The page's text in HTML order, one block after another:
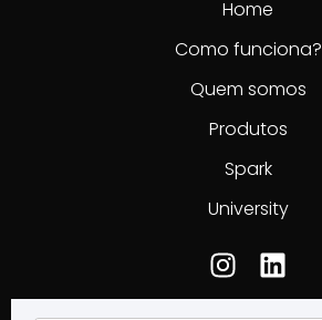
Home
Como funciona?
Quem somos
Produtos
Spark
University